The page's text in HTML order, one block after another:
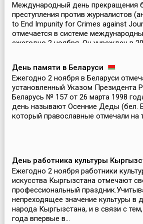
Международный день прекращения
преступления против журналистов
to End Impunity for Crimes against
отмечается в системе
ежегодно 2 ноября. Он учрежден в
День памяти в Беларуси
Ежегодно 2 ноября в Беларуси
установленный Указом Президента
Беларусь № 157 от 26 марта 1998
день называют Осенние Деды (бел.
который православные отмечали на
День работника культуры
Ежегодно 2 ноября работники
искусства Кыргызстана отмечают
профессиональный
непреходящее значение культуры в
народа Кыргызстана, и в связи с
года впервые в...